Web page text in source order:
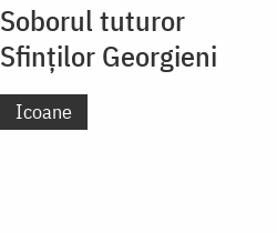
Soborul tuturor
Sfinților Georgieni
Icoane